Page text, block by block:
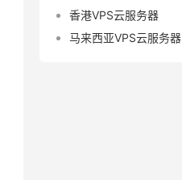
香港VPS云服务器
马来西亚VPS云服务器